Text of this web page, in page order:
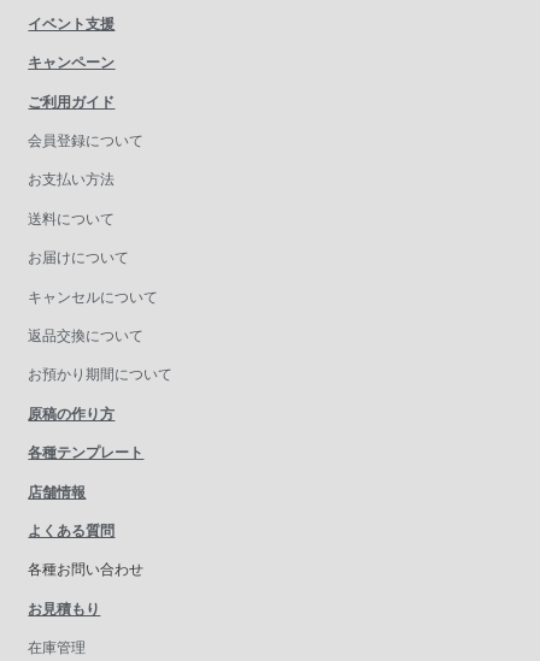
イベント支援
キャンペーン
ご利用ガイド
会員登録について
お支払い方法
送料について
お届けについて
キャンセルについて
返品交換について
お預かり期間について
原稿の作り方
各種テンプレート
店舗情報
よくある質問
各種お問い合わせ
お見積もり
在庫管理